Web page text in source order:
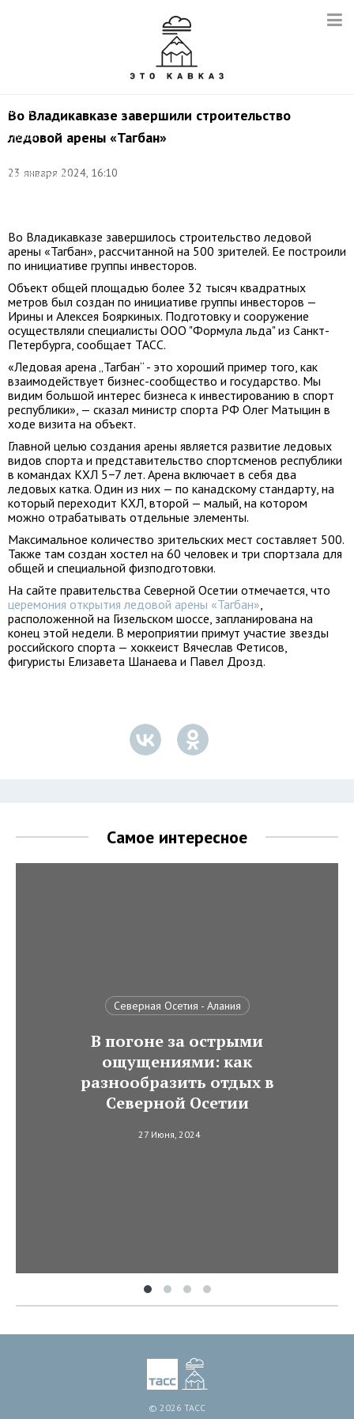
Во Владикавказе завершили строительство
ледовой арены «Тагбан»
23 января 2024, 16:10
Фото:
пресс-
служба
правительства
Во Владикавказе завершилось строительство ледовой
арены «Тагбан», рассчитанной на 500 зрителей. Ее построили
по инициативе группы инвесторов.
Объект общей площадью более 32 тысяч квадратных
метров был создан по инициативе группы инвесторов —
Ирины и Алексея Бояркиных. Подготовку и сооружение
осуществляли специалисты ООО "Формула льда" из Санкт-
Петербурга, сообщает ТАСС.
«Ледовая арена „Тагбан“ - это хороший пример того, как
взаимодействует бизнес-сообщество и государство. Мы
видим большой интерес бизнеса к инвестированию в спорт
республики», — сказал министр спорта РФ Олег Матыцин в
ходе визита на объект.
Главной целью создания арены является развитие ледовых
видов спорта и представительство спортсменов республики
в командах КХЛ 5−7 лет. Арена включает в себя два
ледовых катка. Один из них — по канадскому стандарту, на
который переходит КХЛ, второй — малый, на котором
можно отрабатывать отдельные элементы.
Максимальное количество зрительских мест составляет 500.
Также там создан хостел на 60 человек и три спортзала для
общей и специальной физподготовки.
На сайте правительства Северной Осетии отмечается, что
церемония открытия ледовой арены «Тагбан»,
расположенной на Гизельском шоссе, запланирована на
конец этой недели. В мероприятии примут участие звезды
российского спорта — хоккеист Вячеслав Фетисов,
фигуристы Елизавета Шанаева и Павел Дрозд.
Самое интересное
Северная Осетия - Алания
В погоне за острыми
ощущениями: как
разнообразить отдых в
Северной Осетии
27 Июня, 2024
© 2026 ТАСС